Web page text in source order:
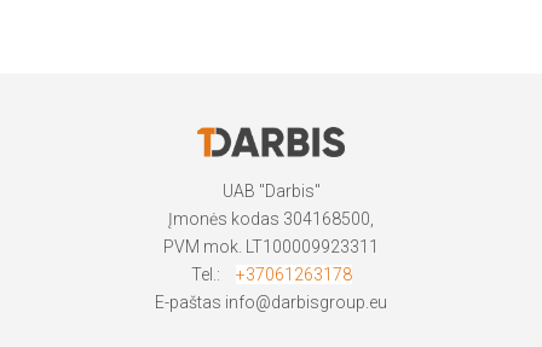
UAB "Darbis"
Įmonės kodas 304168500,
PVM mok. LT100009923311
Tel.:
+37061263178
E-paštas info@darbisgroup.eu